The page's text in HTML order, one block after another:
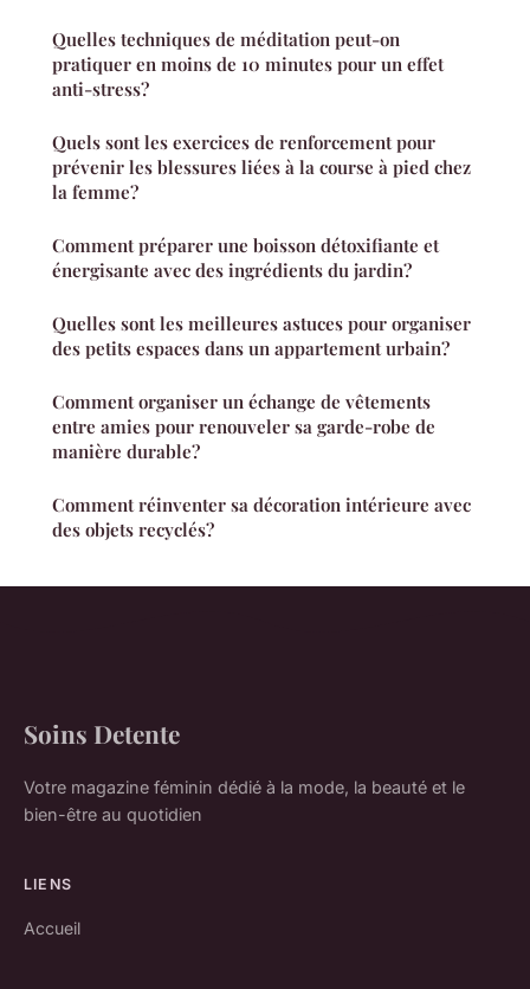
Quelles techniques de méditation peut-on
pratiquer en moins de 10 minutes pour un effet
anti-stress?
Quels sont les exercices de renforcement pour
prévenir les blessures liées à la course à pied chez
la femme?
Comment préparer une boisson détoxifiante et
énergisante avec des ingrédients du jardin?
Quelles sont les meilleures astuces pour organiser
des petits espaces dans un appartement urbain?
Comment organiser un échange de vêtements
entre amies pour renouveler sa garde-robe de
manière durable?
Comment réinventer sa décoration intérieure avec
des objets recyclés?
Soins Detente
Votre magazine féminin dédié à la mode, la beauté et le
bien-être au quotidien
LIENS
Accueil